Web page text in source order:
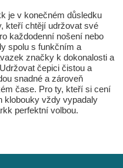
je v konečném důsledku
kteří chtějí udržovat své
každodenní nošení nebo
spolu s funkčním a
značky k dokonalosti a
čepici čistou a
snadné a zároveň
čase. Pro ty, kteří si cení
klobouky vždy vypadaly
perfektní volbou.